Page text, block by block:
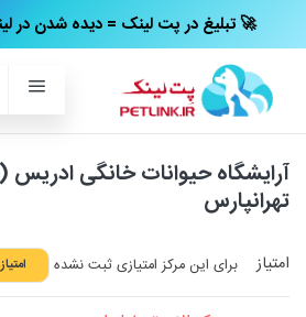
← تبلیغ در پت‌ لینک = دیده شدن در لینک‌های اول گوگل 🚀
آرایشگاه حیوانات خانگی
تهرانپارس
امتیاز برای این مرکز امتیازی ثبت نشده